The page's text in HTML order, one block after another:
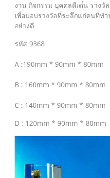
งาน กิจกรรม บุคคลดีเด่่น รางวั
เพื่อมอบรางวัลที่ระลึกแก่คนที่ท
อย่างดี
รหัส 9368
A :190mm * 90mm * 80mm
B : 160mm * 90mm * 80mm
C : 140mm * 90mm * 80mm
D : 120mm * 90mm * 80mm